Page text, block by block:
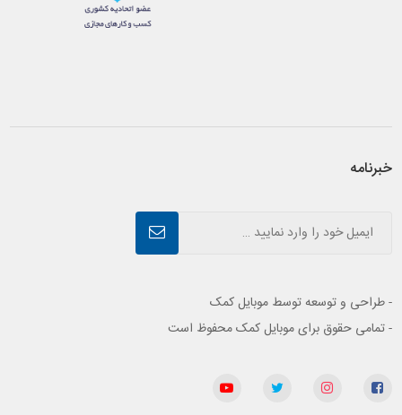
خبرنامه
- طراحی و توسعه توسط موبایل کمک
- تمامی حقوق برای موبایل کمک محفوظ است